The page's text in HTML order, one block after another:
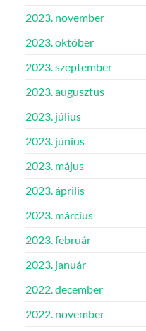
2023. november
2023. október
2023. szeptember
2023. augusztus
2023. július
2023. június
2023. május
2023. április
2023. március
2023. február
2023. január
2022. december
2022. november